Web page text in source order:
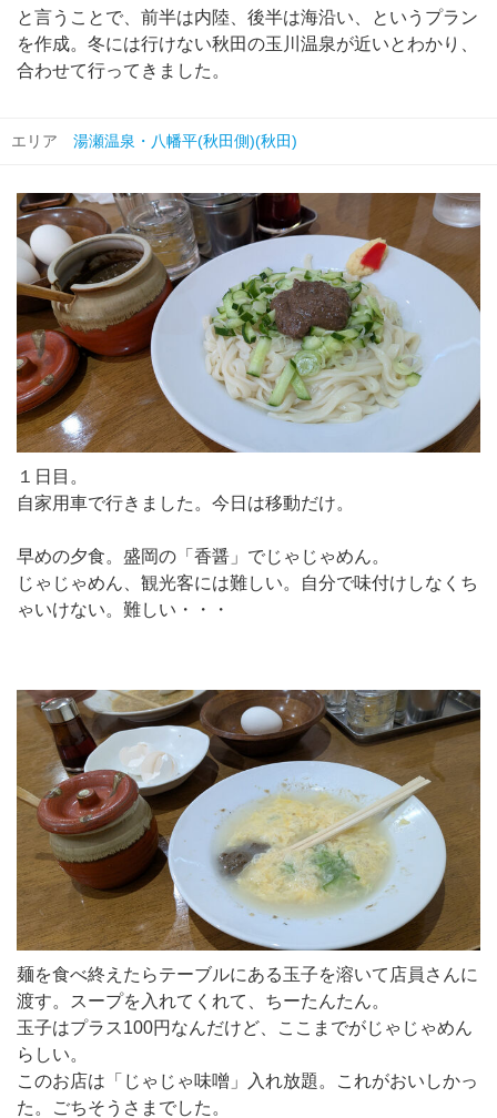
と言うことで、前半は内陸、後半は海沿い、というプラン
を作成。冬には行けない秋田の玉川温泉が近いとわかり、
合わせて行ってきました。
エリア 湯瀬温泉・八幡平(秋田側)(秋田)
１日目。
自家用車で行きました。今日は移動だけ。
早めの夕食。盛岡の「香醤」でじゃじゃめん。
じゃじゃめん、観光客には難しい。自分で味付けしなくち
ゃいけない。難しい・・・
麺を食べ終えたらテーブルにある玉子を溶いて店員さんに
渡す。スープを入れてくれて、ちーたんたん。
玉子はプラス100円なんだけど、ここまでがじゃじゃめん
らしい。
このお店は「じゃじゃ味噌」入れ放題。これがおいしかっ
た。ごちそうさまでした。